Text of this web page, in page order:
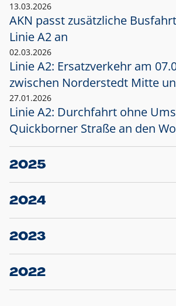
13.03.2026
AKN passt zusätzliche
Linie A2 an
02.03.2026
Linie A2: Ersatzverkehr am
zwischen Norderstedt Mitte
27.01.2026
Linie A2: Durchfahrt ohne
Quickborner Straße an den
2025
23.12.2025
Projekt S5: Start der
2024
10.12.2024
Großprojekt S5: Sperrung der
2023
20.12.2023
Schleswig-Holstein verlängert
2022
22.12.2022